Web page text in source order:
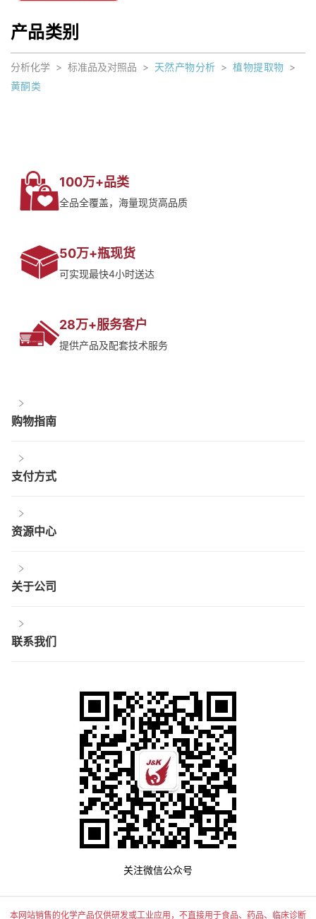
产品类别
分析化学 > 标准品及对照品 > 天然产物分析 > 植物提取物 >
黄酮类
100万+品类
全品全覆盖，海量现货高品质
50万+瓶现货
可实现最快4小时送达
28万+服务客户
提供产品及配套技术服务
购物指南
支付方式
资源中心
关于公司
联系我们
关注微信公众号
本网站销售的化学产品仅供研发或工业应用，不直接用于食品、药品、临床诊断